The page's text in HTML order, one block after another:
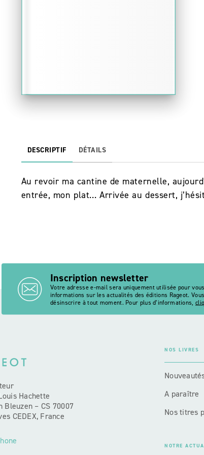
DESCRIPTIF DÉTAILS
Au revoir ma cantine de maternelle,
entrée, mon plat… Arrivée au dessert,
Inscription newsletter
Votre adresse e-mail sera uniquement utilisée pour
informations sur les actualités des éditions Rageot.
désinscrire à tout moment. Pour plus d’informations,
Hachette
Bleuzen – CS 70007
CEDEX, France
NOS LIVRES
A paraître
Nos titres
NOTRE